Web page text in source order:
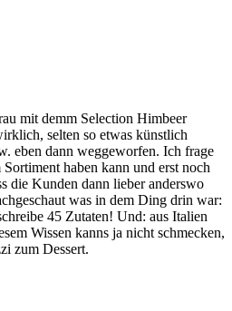
mit demm Selection Himbeer
selten so etwas künstlich
eben dann weggeworfen. Ich frage
haben kann und erst noch
die Kunden dann lieber anderswo
was in dem Ding drin war:
45 Zutaten! Und: aus Italien
Wissen kanns ja nicht schmecken,
zum Dessert.